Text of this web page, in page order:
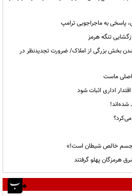
پاسخی به ماجراجویی ترامپ
تنگه هرمز
شدن بخش بزرگی از املاک/ ضرورت تجدیدنظر در
اصلی ماست
اداری اثبات شود
شده‌اند!
خالص شیطان است!»